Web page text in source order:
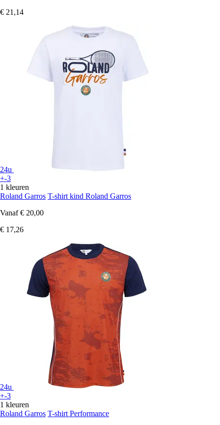
€ 21,14
24u
+-3
1 kleuren
Roland Garros T-shirt kind Roland Garros
Vanaf € 20,00
€ 17,26
24u
+-3
1 kleuren
Roland Garros T-shirt Performance